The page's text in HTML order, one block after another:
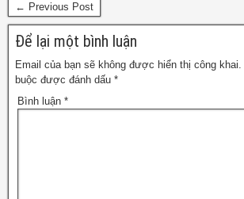
← Previous Post
Để lại một bình luận
Email của bạn sẽ không được hiển thị công khai.
buộc được đánh dấu *
Bình luận *